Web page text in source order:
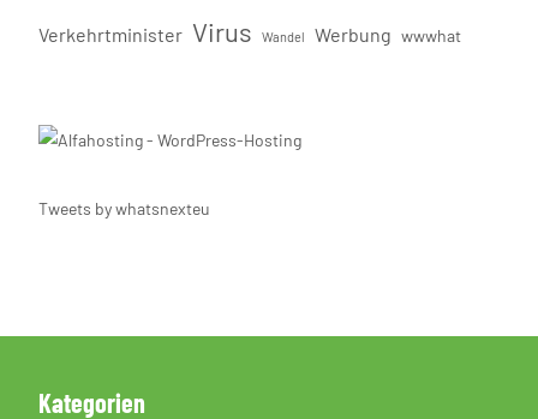
Verkehrtminister Virus Wandel Werbung wwwhat
Tweets by whatsnexteu
Kategorien